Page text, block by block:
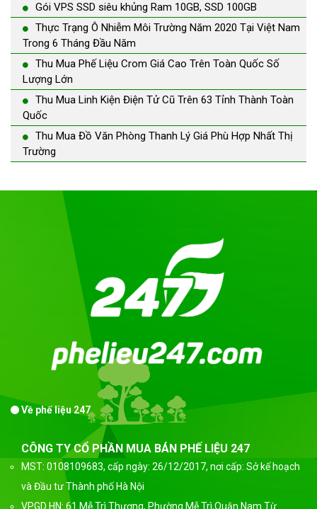
Gói VPS SSD siêu khủng Ram 10GB, SSD 100GB
Thực Trạng Ô Nhiễm Môi Trường Năm 2020 Tại Việt Nam
Trong 6 Tháng Đầu Năm
Thu Mua Phế Liệu Crom Giá Cao Trên Toàn Quốc Số
Lượng Lớn
Thu Mua Linh Kiện Điện Tử Cũ Trên 63 Tỉnh Thành Toàn
Quốc
Thu Mua Đồ Văn Phòng Thanh Lý Giá Phù Hợp Nhất Thị
Trường
Về phế liệu 247
CÔNG TY CỔ PHẦN MUA BÁN PHẾ LIỆU 247
MST: 0108109683, cấp ngày: 26/12/2017, nơi cấp: Sở kế hoạch
và Đầu tư Thành phố Hà Nội
VPGD HN: 61 Mễ Trì Thượng, Phường Mễ Trì,Quận Nam Từ